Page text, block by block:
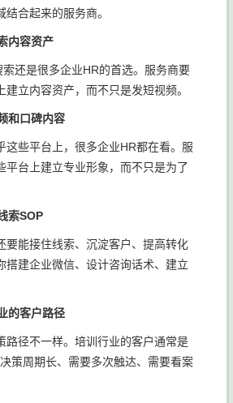
合起来的服务商。
内容资产
还是很多企业HR的首选。服务商要
建立内容资产，而不只是发短视频。
和口碑内容
这些平台上，很多企业HR都在看。服
平台上建立专业形象，而不只是为了
索SOP
要能接住线索、沉淀客户、提高转化
搭建企业微信、设计咨询话术、建立
的客户路径
路径不一样。培训行业的客户通常是
策周期长、需要多次触达、需要看案